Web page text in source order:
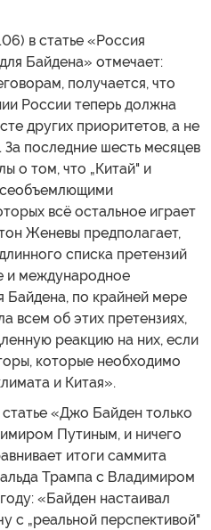
в статье «Россия
Байдена» отмечает:
получается, что
России теперь должна
других приоритетов, а не
последние шесть месяцев
о том, что „Китай" и
всё остальное играет
Женевы предполагает,
списка претензий
и международное
Байдена, по крайней мере
всем об этих претензиях,
реакцию на них, если
которые необходимо
и Китая».
статье «Джо Байден только
Путиным, и ничего
итоги саммита
Трампа с Владимиром
«Байден настаивал
с „реальной перспективой"